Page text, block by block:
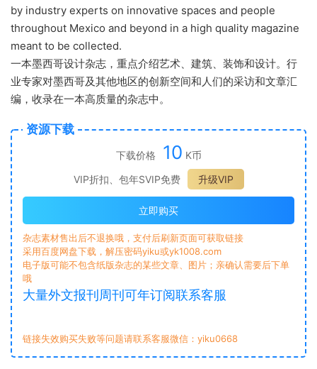
by industry experts on innovative spaces and people
throughout Mexico and beyond in a high quality magazine
meant to be collected.
一本墨西哥设计杂志，重点介绍艺术、建筑、装饰和设计。行
业专家对墨西哥及其他地区的创新空间和人们的采访和文章汇
编，收录在一本高质量的杂志中。
资源下载
下载价格 10 K币
VIP折扣、包年SVIP免费
升级VIP
立即购买
杂志素材售出后不退换哦，支付后刷新页面可获取链接
采用百度网盘下载，解压密码yiku或yk1008.com
电子版可能不包含纸版杂志的某些文章、图片；亲确认需要后下单
哦
大量外文报刊周刊可年订阅联系客服
链接失效购买失败等问题请联系客服微信：yiku0668